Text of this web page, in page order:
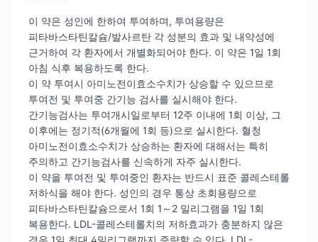
이 약은 성인에 한하여 투여하며, 투여용량은
피타바스타틴칼슘/발사르탄 각 성분의 효과 및 내약성에
근거하여 각 환자에서 개별화되어야 한다. 이 약은 1일 1회
아침 식후 복용하도록 한다.
이 약 투여시 아미노전이효소수치가 상승할 수 있으므로
투여전 및 투여중 간기능 검사를 실시해야 한다.
간기능검사는 투여개시일로부터 12주 이내에 1회 이상, 그
이후에는 정기적(6개월에 1회 등)으로 실시한다. 혈청
아미노전이효소수치가 상승하는 환자에 대해서는 특히
주의하고 간기능검사를 신속하게 자주 실시한다.
이 약을 투여전 및 투여중인 환자는 반드시 표준 콜레스테롤
저하식을 해야 한다. 성인의 경우 통상 초회용량으로
피타바스타틴칼슘으로서 1회 1～2 밀리그램을 1일 1회
복용한다. LDL-콜레스테롤치의 저하효과가 충분하지 않은